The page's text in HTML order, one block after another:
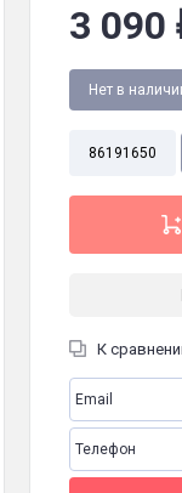
3 090
Нет в
86191650
К